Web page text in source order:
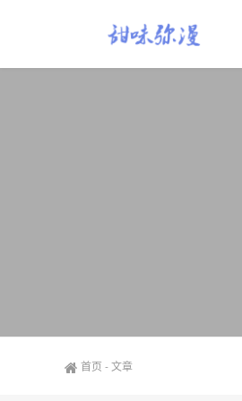
首页 -文章